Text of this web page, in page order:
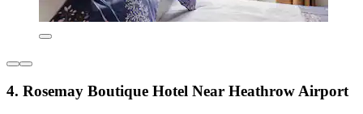
4. Rosemay Boutique Hotel Near Heathrow Airport